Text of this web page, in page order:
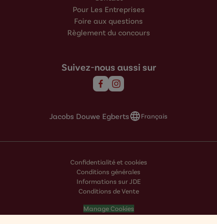
Pour Les Entreprises
Foire aux questions
Règlement du concours
Suivez-nous aussi sur
Jacobs Douwe Egberts Français
Confidentialité et cookies
Conditions générales
Informations sur JDE
Conditions de Vente
Manage Cookies